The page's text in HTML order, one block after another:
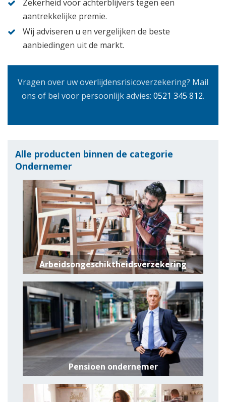
Zekerheid voor achterblijvers tegen een
aantrekkelijke premie.
Wij adviseren u en vergelijken de beste
aanbiedingen uit de markt.
Vragen over uw overlijdensrisicoverzekering? Mail
ons of bel voor persoonlijk advies: 0521 345 812.
Alle producten binnen de categorie
Ondernemer
Arbeidsongeschiktheidsverzekering
Pensioen ondernemer